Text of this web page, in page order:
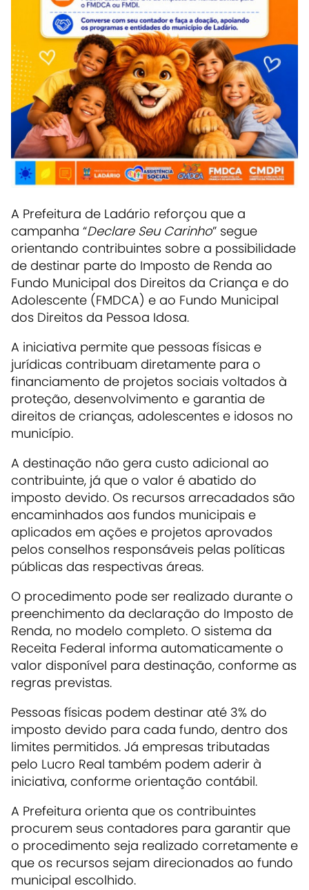
A Prefeitura de Ladário reforçou que a
campanha “Declare Seu Carinho” segue
orientando contribuintes sobre a possibilidade
de destinar parte do Imposto de Renda ao
Fundo Municipal dos Direitos da Criança e do
Adolescente (FMDCA) e ao Fundo Municipal
dos Direitos da Pessoa Idosa.
A iniciativa permite que pessoas físicas e
jurídicas contribuam diretamente para o
financiamento de projetos sociais voltados à
proteção, desenvolvimento e garantia de
direitos de crianças, adolescentes e idosos no
município.
A destinação não gera custo adicional ao
contribuinte, já que o valor é abatido do
imposto devido. Os recursos arrecadados são
encaminhados aos fundos municipais e
aplicados em ações e projetos aprovados
pelos conselhos responsáveis pelas políticas
públicas das respectivas áreas.
O procedimento pode ser realizado durante o
preenchimento da declaração do Imposto de
Renda, no modelo completo. O sistema da
Receita Federal informa automaticamente o
valor disponível para destinação, conforme as
regras previstas.
Pessoas físicas podem destinar até 3% do
imposto devido para cada fundo, dentro dos
limites permitidos. Já empresas tributadas
pelo Lucro Real também podem aderir à
iniciativa, conforme orientação contábil.
A Prefeitura orienta que os contribuintes
procurem seus contadores para garantir que
o procedimento seja realizado corretamente e
que os recursos sejam direcionados ao fundo
municipal escolhido.